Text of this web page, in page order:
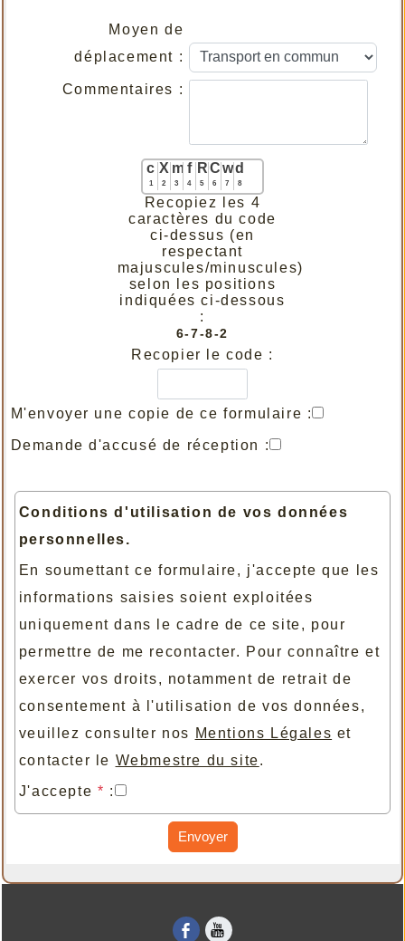
Moyen de
déplacement :
Commentaires :
c
1
X
2
m
3
f
4
R
5
C
6
w
7
d
8
Recopiez les 4
caractères du code
ci-dessus (en
respectant
majuscules/minuscules)
selon les positions
indiquées ci-dessous
:
6-7-8-2
Recopier le code :
M'envoyer une copie de ce formulaire :
Demande d'accusé de réception :
Conditions d'utilisation de vos données
personnelles.
En soumettant ce formulaire, j'accepte que les
informations saisies soient exploitées
uniquement dans le cadre de ce site, pour
permettre de me recontacter. Pour connaître et
exercer vos droits, notamment de retrait de
consentement à l'utilisation de vos données,
veuillez consulter nos Mentions Légales et
contacter le Webmestre du site.
J'accepte * :
Envoyer